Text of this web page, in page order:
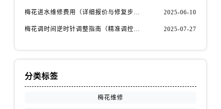
福建省三明市三元区东乾二路售后服务中心（需提前预约）
江苏省常州市新北区龙锦路1590号现代传媒中心5号楼10层1008室售后服务中心（需提前预约）
梅花进水维修费用（详细报价与修复步骤） 2025-06-10
梅花调时间逆时针调整指南（精准调控的秘诀） 2025-07-27
分类标签
梅花维修